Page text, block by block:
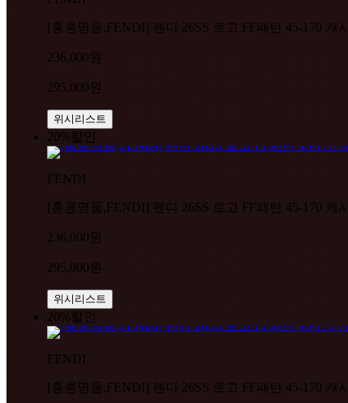
[홍콩명품,FENDI] 펜디 26SS 로고 FF패턴 45-170 캐
236,000원
295,000원
위시리스트
20%할인
FENDI
[홍콩명품,FENDI] 펜디 26SS 로고 FF패턴 45-170 캐
236,000원
295,000원
위시리스트
20%할인
FENDI
[홍콩명품,FENDI] 펜디 26SS 로고 FF패턴 45-170 캐